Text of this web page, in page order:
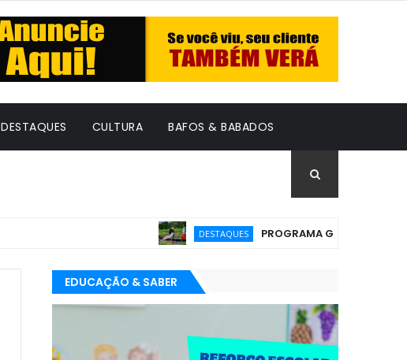
DESTAQUES CULTURA BAFOS & BABADOS
DESTAQUES PROGRAMA GRATUITO PARA
EDUCAÇÃO & SABER